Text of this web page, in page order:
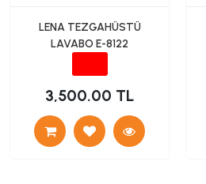
LENA TEZGAHÜSTÜ
LAVABO E-8122
3,500.00 TL